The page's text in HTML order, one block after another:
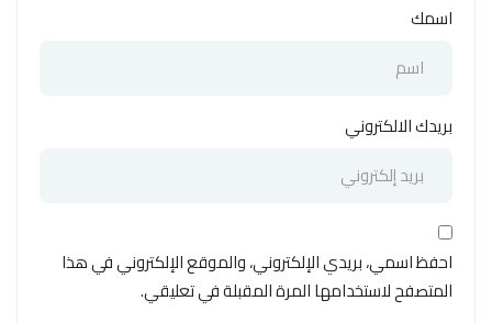
اسمك
بريدك الالكتروني
احفظ اسمي، بريدي الإلكتروني، والموقع الإلكتروني في هذا
المتصفح لاستخدامها المرة المقبلة في تعليقي.